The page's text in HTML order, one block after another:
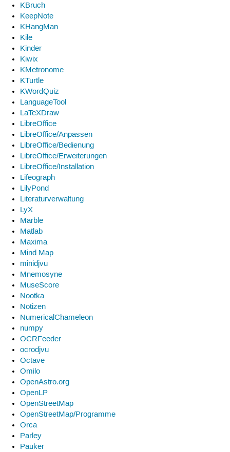
KBruch
KeepNote
KHangMan
Kile
Kinder
Kiwix
KMetronome
KTurtle
KWordQuiz
LanguageTool
LaTeXDraw
LibreOffice
LibreOffice/Anpassen
LibreOffice/Bedienung
LibreOffice/Erweiterungen
LibreOffice/Installation
Lifeograph
LilyPond
Literaturverwaltung
LyX
Marble
Matlab
Maxima
Mind Map
minidjvu
Mnemosyne
MuseScore
Nootka
Notizen
NumericalChameleon
numpy
OCRFeeder
ocrodjvu
Octave
Omilo
OpenAstro.org
OpenLP
OpenStreetMap
OpenStreetMap/Programme
Orca
Parley
Pauker